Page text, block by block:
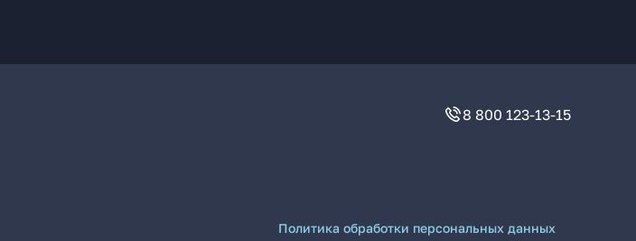
8 800 123-13-15
Политика обработки персональных данных